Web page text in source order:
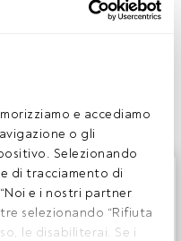
e accediamo
o gli
Selezionando
di tracciamento di
e i nostri partner
selezionando “Rifiuta
le disabiliterai. Se i
utenti FundsPeople. Se
Login. Se non
a registrarti per scoprire
ha da offrire.